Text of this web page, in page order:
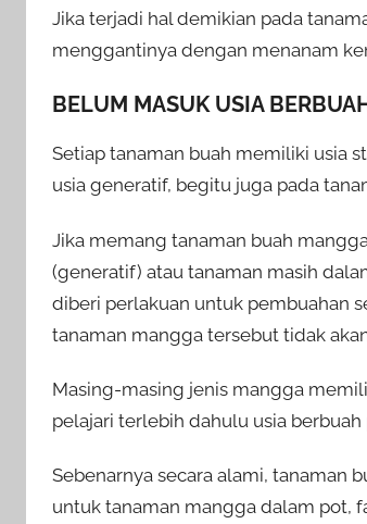
Jika terjadi hal demikian pada
menggantinya dengan menanam
BELUM MASUK USIA
Setiap tanaman buah memiliki usia
usia generatif, begitu juga pada
Jika memang tanaman buah
(generatif) atau tanaman masih
diberi perlakuan untuk pembuahan
tanaman mangga tersebut tidak
Masing-masing jenis mangga
pelajari terlebih dahulu usia
Sebenarnya secara alami, tanaman
untuk tanaman mangga dalam pot,